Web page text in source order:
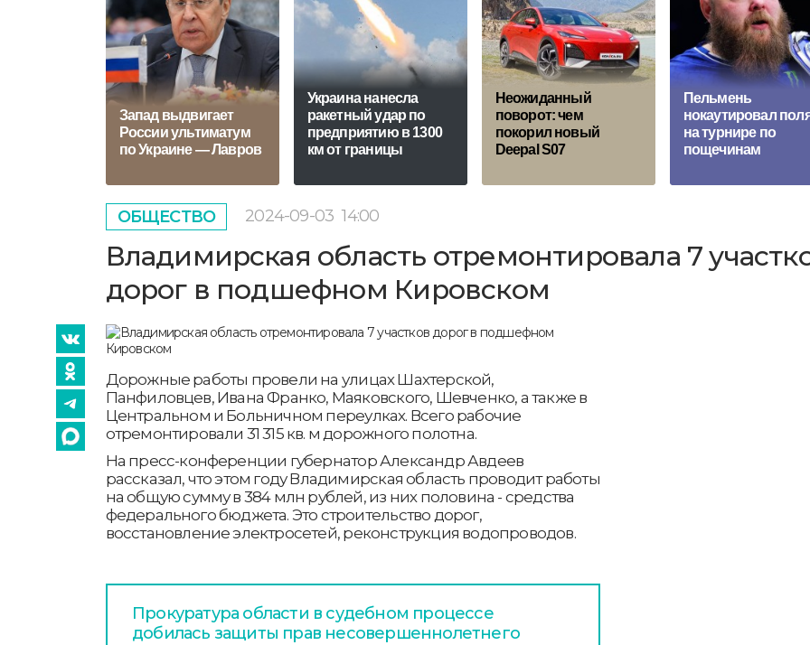
Запад выдвигает
России ультиматум
по Украине — Лавров
Украина нанесла
ракетный удар по
предприятию в 1300
км от границы
Неожиданный
поворот: чем
покорил новый
Deepal S07
Пельмень
нокаутировал
на турнире по
пощечинам
ОБЩЕСТВО 2024-09-03 14:00
Владимирская область отремонтировала 7
дорог в подшефном Кировском
Дорожные работы провели на улицах Шахтерской,
Панфиловцев, Ивана Франко, Маяковского, Шевченко, а также в
Центральном и Больничном переулках. Всего рабочие
отремонтировали 31 315 кв. м дорожного полотна.
На пресс-конференции губернатор Александр Авдеев
рассказал, что этом году Владимирская область проводит работы
на общую сумму в 384 млн рублей, из них половина - средства
федерального бюджета. Это строительство дорог,
восстановление электросетей, реконструкция водопроводов.
Прокуратура области в судебном процессе
добилась защиты прав несовершеннолетнего